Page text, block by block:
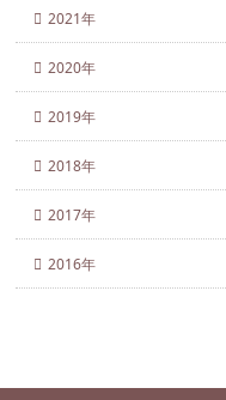
2021年
2020年
2019年
2018年
2017年
2016年